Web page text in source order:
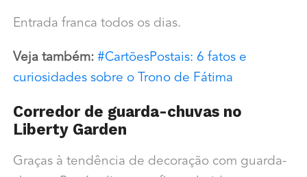
Entrada franca todos os dias.
Veja também: #CartõesPostais: 6 fatos e
curiosidades sobre o Trono de Fátima
Corredor de guarda-chuvas no
Liberty Garden
Graças à tendência de decoração com guarda-